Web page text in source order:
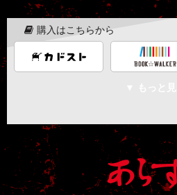
購入はこちらから
あら